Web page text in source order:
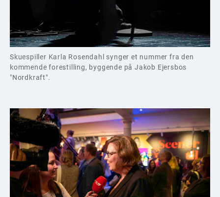
Skuespiller Karla Rosendahl synger et nummer fra den
kommende forestilling, byggende på Jakob Ejersbos
"Nordkraft".